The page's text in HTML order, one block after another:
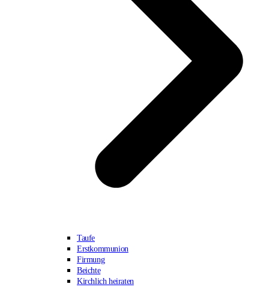
Taufe
Erstkommunion
Firmung
Beichte
Kirchlich heiraten